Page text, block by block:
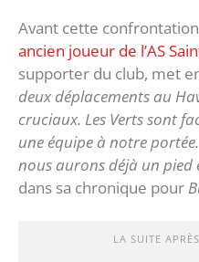
Avant cette
ancien joueur de l’AS
supporter du club, met
deux déplacements au
cruciaux. Les Verts sont
une équipe à notre
nous aurons déjà un pied
dans sa chronique pour
LA SUITE